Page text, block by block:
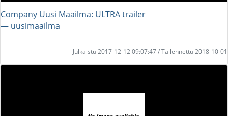
Company Uusi Maailma: ULTRA trailer
― uusimaailma
Julkaistu 2017-12-12 09:07:47 / Tallennettu 2018-10-01